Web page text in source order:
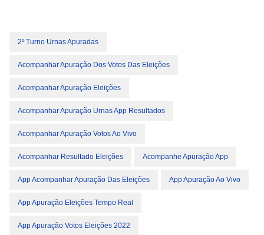
2º Turno Urnas Apuradas
Acompanhar Apuração Dos Votos Das Eleições
Acompanhar Apuração Eleições
Acompanhar Apuração Urnas App Resultados
Acompanhar Apuração Votos Ao Vivo
Acompanhar Resultado Eleições Acompanhe Apuração App
App Acompanhar Apuração Das Eleições App Apuração Ao Vivo
App Apuração Eleições Tempo Real
App Apuração Votos Eleições 2022